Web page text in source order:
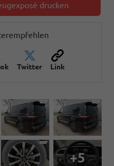
drucken
Twitter Link
+5